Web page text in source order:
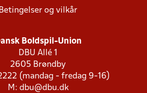
Betingelser og vilkår
Boldspil-Union
DBU Allé 1
2605 Brøndby
(mandag - fredag 9-16)
M: dbu@dbu.dk